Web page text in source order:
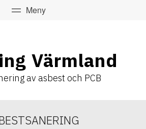
Värmland
av asbest och PCB